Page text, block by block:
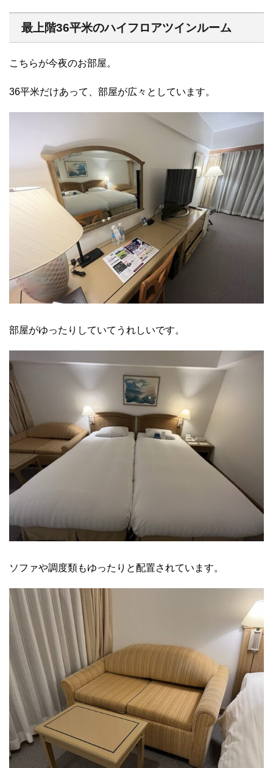
最上階36平米のハイフロアツインルーム
こちらが今夜のお部屋。
36平米だけあって、部屋が広々としています。
部屋がゆったりしていてうれしいです。
ソファや調度類もゆったりと配置されています。